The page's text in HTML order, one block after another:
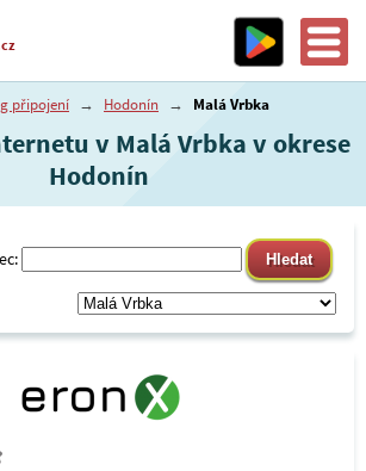
připojení → Hodonín → Malá Vrbka
v Malá Vrbka v okrese
Hodonín